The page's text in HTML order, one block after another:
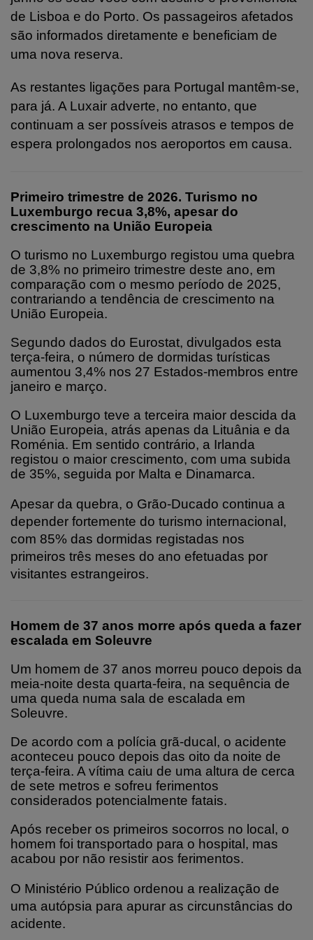
de Lisboa e do Porto. Os passageiros afetados
são informados diretamente e beneficiam de
uma nova reserva.
As restantes ligações para Portugal mantêm-se,
para já. A Luxair adverte, no entanto, que
continuam a ser possíveis atrasos e tempos de
espera prolongados nos aeroportos em causa.
Primeiro trimestre de 2026. Turismo no
Luxemburgo recua 3,8%, apesar do
crescimento na União Europeia
O turismo no Luxemburgo registou uma quebra
de 3,8% no primeiro trimestre deste ano, em
comparação com o mesmo período de 2025,
contrariando a tendência de crescimento na
União Europeia.
Segundo dados do Eurostat, divulgados esta
terça-feira, o número de dormidas turísticas
aumentou 3,4% nos 27 Estados-membros entre
janeiro e março.
O Luxemburgo teve a terceira maior descida da
União Europeia, atrás apenas da Lituânia e da
Roménia. Em sentido contrário, a Irlanda
registou o maior crescimento, com uma subida
de 35%, seguida por Malta e Dinamarca.
Apesar da quebra, o Grão-Ducado continua a
depender fortemente do turismo internacional,
com 85% das dormidas registadas nos
primeiros três meses do ano efetuadas por
visitantes estrangeiros.
Homem de 37 anos morre após queda a fazer
escalada em Soleuvre
Um homem de 37 anos morreu pouco depois da
meia-noite desta quarta-feira, na sequência de
uma queda numa sala de escalada em
Soleuvre.
De acordo com a polícia grã-ducal, o acidente
aconteceu pouco depois das oito da noite de
terça-feira. A vítima caiu de uma altura de cerca
de sete metros e sofreu ferimentos
considerados potencialmente fatais.
Após receber os primeiros socorros no local, o
homem foi transportado para o hospital, mas
acabou por não resistir aos ferimentos.
O Ministério Público ordenou a realização de
uma autópsia para apurar as circunstâncias do
acidente.